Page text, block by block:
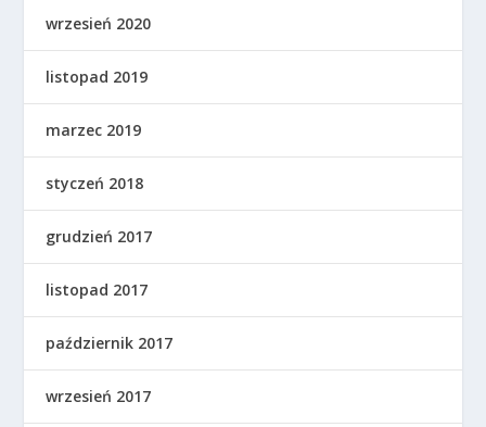
wrzesień 2020
listopad 2019
marzec 2019
styczeń 2018
grudzień 2017
listopad 2017
październik 2017
wrzesień 2017